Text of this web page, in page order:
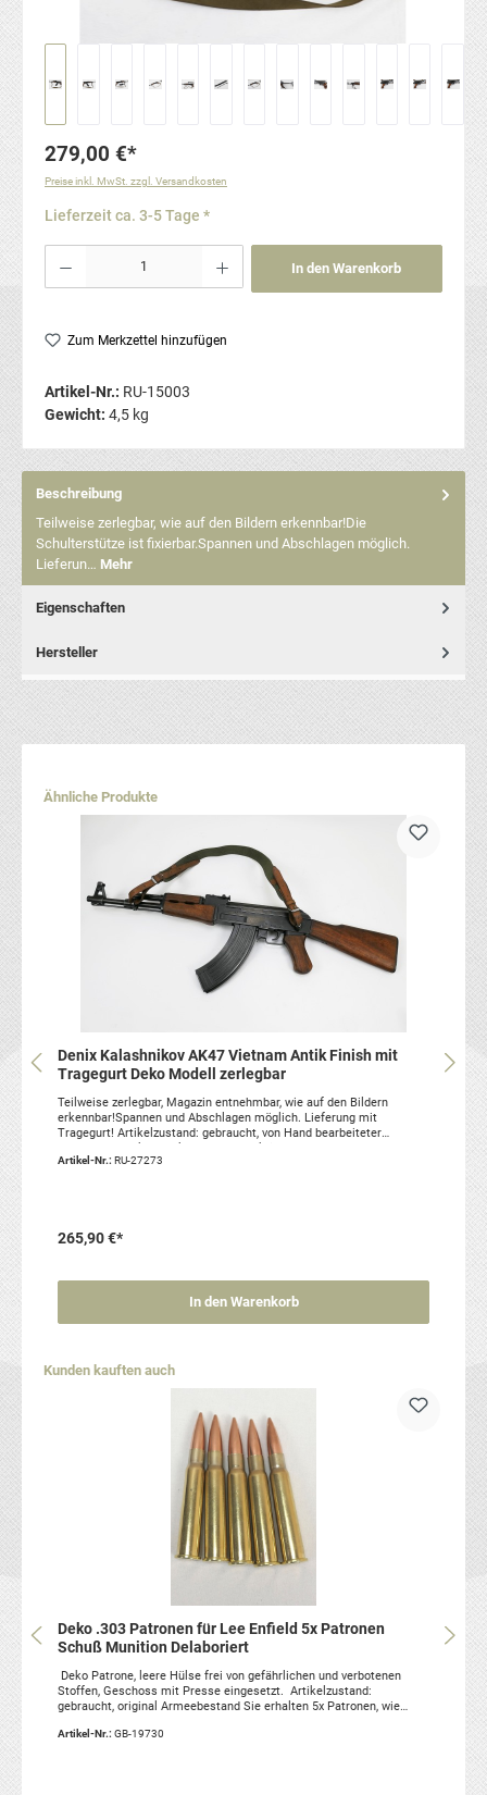
279,00 €*
Preise inkl. MwSt. zzgl. Versandkosten
Lieferzeit ca. 3-5 Tage *
Produkt Anzahl: Gib den gewünschten Wert ein oder benutze die Schaltflächen um die
In den Warenkorb
Zum Merkzettel hinzufügen
Artikel-Nr.: RU-15003
Gewicht: 4,5 kg
Beschreibung
Teilweise zerlegbar, wie auf den Bildern erkennbar!Die
Schulterstütze ist fixierbar.Spannen und Abschlagen möglich.
Lieferun… Mehr
Eigenschaften
Hersteller
Produktgalerie überspringen
Ähnliche Produkte
Denix Kalashnikov AK47 Vietnam Antik Finish mit
Tragegurt Deko Modell zerlegbar
Teilweise zerlegbar, Magazin entnehmbar, wie auf den Bildern
erkennbar!Spannen und Abschlagen möglich. Lieferung mit
Tragegurt! Artikelzustand: gebraucht, von Hand bearbeiteter
Artikel-Nr.: RU-27273
265,90 €*
In den Warenkorb
Produktgalerie überspringen
Kunden kauften auch
Deko .303 Patronen für Lee Enfield 5x Patronen
Schuß Munition Delaboriert
Deko Patrone, leere Hülse frei von gefährlichen und verbotenen
Stoffen, Geschoss mit Presse eingesetzt. Artikelzustand:
gebraucht, original Armeebestand Sie erhalten 5x Patronen, wie
Artikel-Nr.: GB-19730